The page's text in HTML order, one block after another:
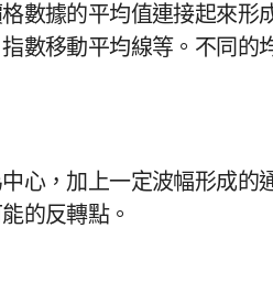
數移動平均線等。不同的
的反轉點。